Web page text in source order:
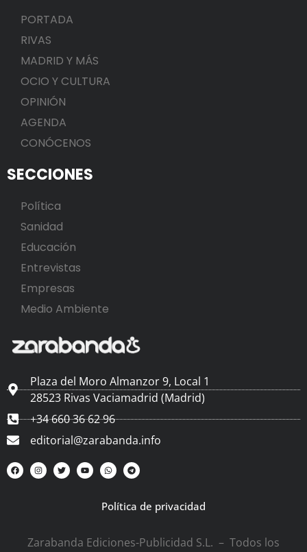
PORTADA
RIVAS
MADRID Y MÁS
OCIO Y CULTURA
OPINIÓN
AGENDA
CONÓCENOS
SECCIONES
Política
Sanidad
Educación
Entrevistas
Empresas
Medio Ambiente
Plaza del Moro Almanzor 9, Local 1
28523 Rivas Vaciamadrid (Madrid)
+34 660 36 62 96
editorial@zarabanda.info
Política de privacidad
Zarabanda Ediciones-Publicidad S.L. – Todos los